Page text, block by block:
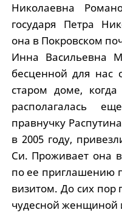
Николаевна
государя Петра
она в Покровском
Инна Васильевна
бесценной для нас
старом доме,
располагалась
правнучку
в 2005 году,
Си. Проживает она
по ее приглашению
визитом. До сих пор
чудесной женщиной